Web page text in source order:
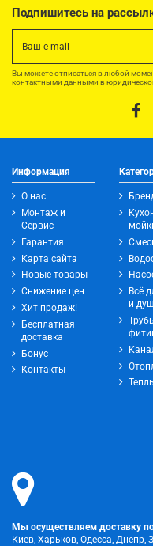
Подпишитесь на
Вы можете отписаться в любой
контактными данными в
Информация
О нас
Монтаж и
Сервис
Гарантия
Карта сайта
Новые товары
Снижение цен
Хит продаж!
Бесплатная
доставка
Бонус
Контакты
Всё
и
Мы осуществляем доставку
Киев, Харьков, Одесса,